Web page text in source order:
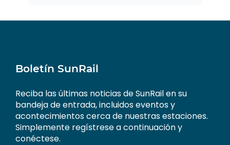
Boletín SunRail
Reciba las últimas noticias de SunRail en su
bandeja de entrada, incluidos eventos y
acontecimientos cerca de nuestras estaciones.
Simplemente regístrese a continuación y
conéctese.